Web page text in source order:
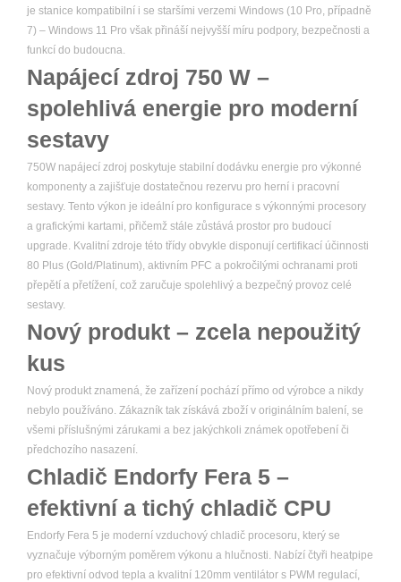
je stanice kompatibilní i se staršími verzemi Windows (10 Pro, případně
7) – Windows 11 Pro však přináší nejvyšší míru podpory, bezpečnosti a
funkcí do budoucna.
Napájecí zdroj 750 W –
spolehlivá energie pro moderní
sestavy
750W napájecí zdroj poskytuje stabilní dodávku energie pro výkonné
komponenty a zajišťuje dostatečnou rezervu pro herní i pracovní
sestavy. Tento výkon je ideální pro konfigurace s výkonnými procesory
a grafickými kartami, přičemž stále zůstává prostor pro budoucí
upgrade. Kvalitní zdroje této třídy obvykle disponují certifikací účinnosti
80 Plus (Gold/Platinum), aktivním PFC a pokročilými ochranami proti
přepětí a přetížení, což zaručuje spolehlivý a bezpečný provoz celé
sestavy.
Nový produkt – zcela nepoužitý
kus
Nový produkt znamená, že zařízení pochází přímo od výrobce a nikdy
nebylo používáno. Zákazník tak získává zboží v originálním balení, se
všemi příslušnými zárukami a bez jakýchkoli známek opotřebení či
předchozího nasazení.
Chladič Endorfy Fera 5 –
efektivní a tichý chladič CPU
Endorfy Fera 5 je moderní vzduchový chladič procesoru, který se
vyznačuje výborným poměrem výkonu a hlučnosti. Nabízí čtyři heatpipe
pro efektivní odvod tepla a kvalitní 120mm ventilátor s PWM regulací,